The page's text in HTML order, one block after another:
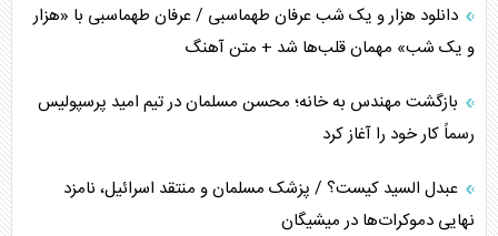
اربعین، کابوس مشترک تل‌آویو-واشنگتن
برنامه هفتم توسعه در نقطه کور سیاستگذاری
کنوانسیون دریای خزر در راستای منافع ملی است؟
اوکراین بازوی مخرب آمریکا در غرب آسیا
دانلود هزار و یک شب عرفان طهماسبی / عرفان طهماسبی با «هزار
و یک شب» مهمان قلب‌ها شد + متن آهنگ
بازگشت مهندس به خانه؛ محسن مسلمان در تیم امید پرسپولیس
رسماً کار خود را آغاز کرد
عبدل السید کیست؟ / پزشک مسلمان و منتقد اسرائیل، نامزد
نهایی دموکرات‌ها در میشیگان